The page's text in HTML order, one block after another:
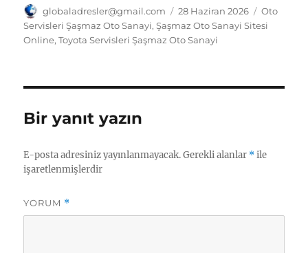
at
s
p
k
e
I
ai
l
e
g
a
ss
e
g
tl
o
k.
m
a
re
Yazar
globaladresler@gmail.com
Yayın
tarihi
28 Haziran 2026
Oto
Servisleri Şaşmaz Oto Sanayi,Şaşmaz Oto Sanayi Sitesi
Online,Toyota Servisleri Şaşmaz Oto Sanayi
Bir yanıt yazın
E-posta adresiniz yayınlanmayacak. Gerekli alanlar *ile
işaretlenmişlerdir
YORUM *